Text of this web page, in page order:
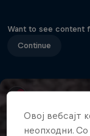
Want to see content
Continue
Овој вебсајт
неопходни.